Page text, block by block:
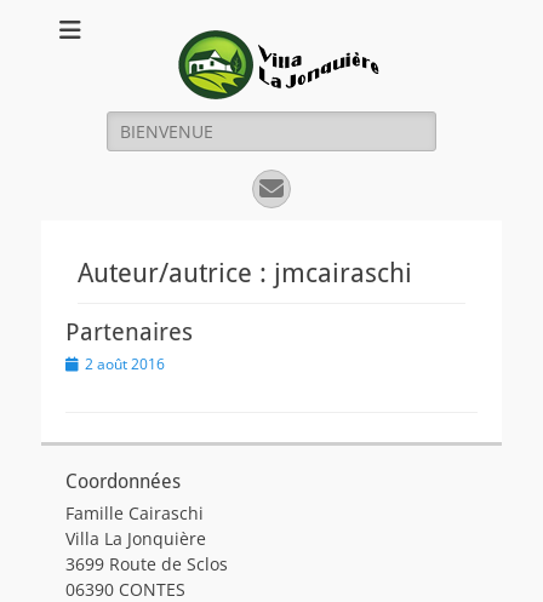
Un gîte entre mer et montagne
Rechercher :
E-
mail
Auteur/autrice : jmcairaschi
Partenaires
Posted
2 août 2016
Coordonnées
Famille Cairaschi
Villa La Jonquière
3699 Route de Sclos
06390 CONTES